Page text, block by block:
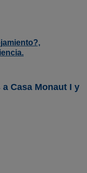
Casa Monaut I y